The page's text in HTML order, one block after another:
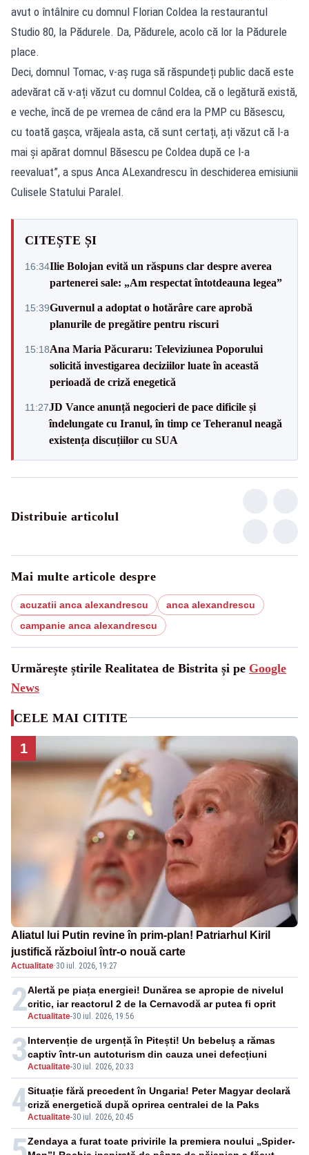
avut o întâlnire cu domnul Florian Coldea la restaurantul
Studio 80, la Pădurele. Da, Pădurele, acolo că lor la Pădurele
place.
Deci, domnul Tomac, v-aș ruga să răspundeți public dacă este
adevărat că v-ați văzut cu domnul Coldea, că o legătură există,
e veche, încă de pe vremea de când era la PMP cu Băsescu,
cu toată gașca, vrăjeala asta, că sunt certați, ați văzut că l-a
mai și apărat domnul Băsescu pe Coldea după ce l-a
reevaluat”, a spus Anca ALexandrescu în deschiderea emisiunii
Culisele Statului Paralel.
CITEȘTE ȘI
16:34Ilie Bolojan evită un răspuns clar despre averea
partenerei sale: „Am respectat întotdeauna legea”
15:39Guvernul a adoptat o hotărâre care aprobă
planurile de pregătire pentru riscuri
15:18Ana Maria Păcuraru: Televiziunea Poporului
solicită investigarea deciziilor luate în această
perioadă de criză enegetică
11:27JD Vance anunță negocieri de pace dificile și
îndelungate cu Iranul, în timp ce Teheranul neagă
existența discuțiilor cu SUA
Distribuie articolul
Mai multe articole despre
acuzatii anca alexandrescu
anca alexandrescu
campanie anca alexandrescu
Urmărește știrile Realitatea de Bistrita și pe Google
News
CELE MAI CITITE
1
Aliatul lui Putin revine în prim-plan! Patriarhul Kiril
justifică războiul într-o nouă carte
Actualitate·30 iul. 2026, 19:27
2Actualitate-30 iul. 2026, 19:56
Alertă pe piața energiei! Dunărea se apropie de nivelul
critic, iar reactorul 2 de la Cernavodă ar putea fi oprit
3Actualitate-30 iul. 2026, 20:33
Intervenție de urgență în Pitești! Un bebeluș a rămas
captiv într-un autoturism din cauza unei defecțiuni
4Actualitate-30 iul. 2026, 20:45
Situație fără precedent în Ungaria! Peter Magyar declară
criză energetică după oprirea centralei de la Paks
Zendaya a furat toate privirile la premiera noului „Spider-